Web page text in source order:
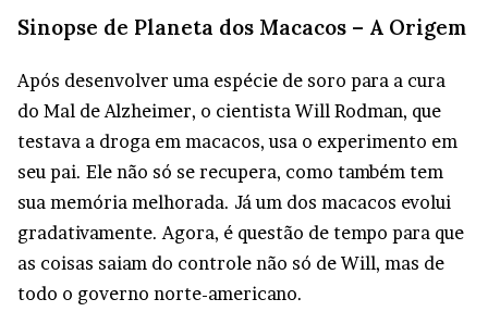
Sinopse de Planeta dos Macacos – A Origem
Após desenvolver uma espécie de soro para a cura
do Mal de Alzheimer, o cientista Will Rodman, que
testava a droga em macacos, usa o experimento em
seu pai. Ele não só se recupera, como também tem
sua memória melhorada. Já um dos macacos evolui
gradativamente. Agora, é questão de tempo para que
as coisas saiam do controle não só de Will, mas de
todo o governo norte-americano.